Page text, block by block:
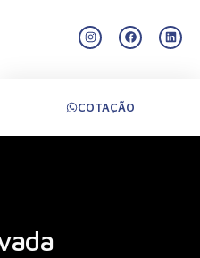
COTAÇÃO